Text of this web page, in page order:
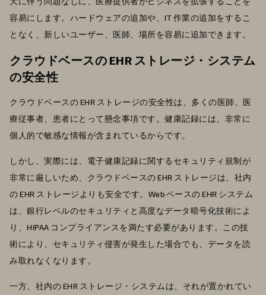
容易にします。ハードウェアの追加や、IT 作業の追加をするこ
となく、新しいユーザー、医師、場所を容易に追加できます。
クラウドベースの EHR ストレージ・システム
の安全性
クラウドベースの EHR ストレージの安全性は、多くの医師、医
療従事者、患者にとって懸念事項です。健康記録には、非常に
個人的で敏感な情報が含まれているからです。
しかし、実際には、電子健康記録に関するセキュリティ規制が
非常に厳しいため、クラウドベースの EHR ストレージは、社内
の EHR ストレージよりも安全です。Web ベースの EHR システム
は、銀行レベルのセキュリティと高度なデータ暗号化技術によ
り、HIPAA コンプライアンスを満たす必要があります。この技
術により、セキュリティ侵害が発生した場合でも、データを読
み取れなくなります。
一方、社内の EHR ストレージ・システムは、それが置かれてい